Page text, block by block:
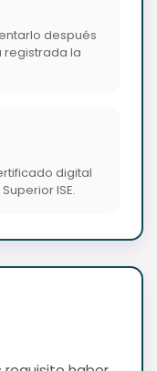
después
registrada la
digital
ISE.